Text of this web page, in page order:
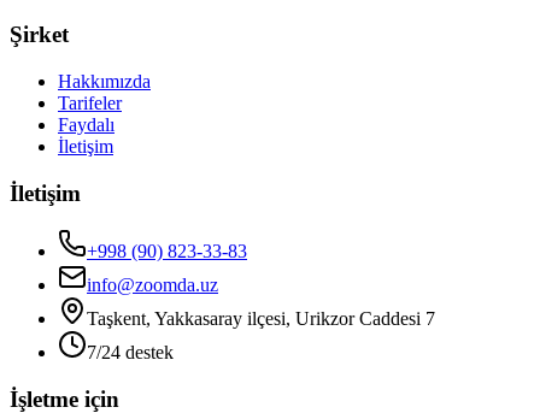
Şirket
Hakkımızda
Tarifeler
Faydalı
İletişim
İletişim
+998 (90) 823-33-83
info@zoomda.uz
Taşkent, Yakkasaray ilçesi, Urikzor Caddesi 7
7/24 destek
İşletme için